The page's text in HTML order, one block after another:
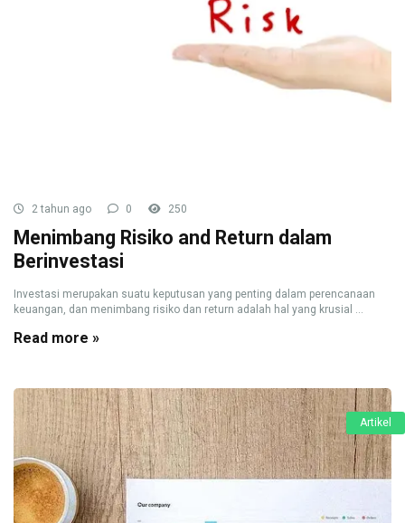
2 tahun ago 0 250
Menimbang Risiko and Return dalam
Berinvestasi
Investasi merupakan suatu keputusan yang penting dalam perencanaan
keuangan, dan menimbang risiko dan return adalah hal yang krusial ...
Read more »
Artikel